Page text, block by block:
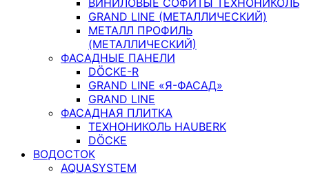
GRAND LINE (МЕТАЛЛИЧЕСКИЙ)
МЕТАЛЛ ПРОФИЛЬ
(МЕТАЛЛИЧЕСКИЙ)
ФАСАДНЫЕ ПАНЕЛИ
DÖCKE-R
GRAND LINE «Я-ФАСАД»
GRAND LINE
ФАСАДНАЯ ПЛИТКА
ТЕХНОНИКОЛЬ HAUBERK
DÖCKE
ВОДОСТОК
AQUASYSTEM